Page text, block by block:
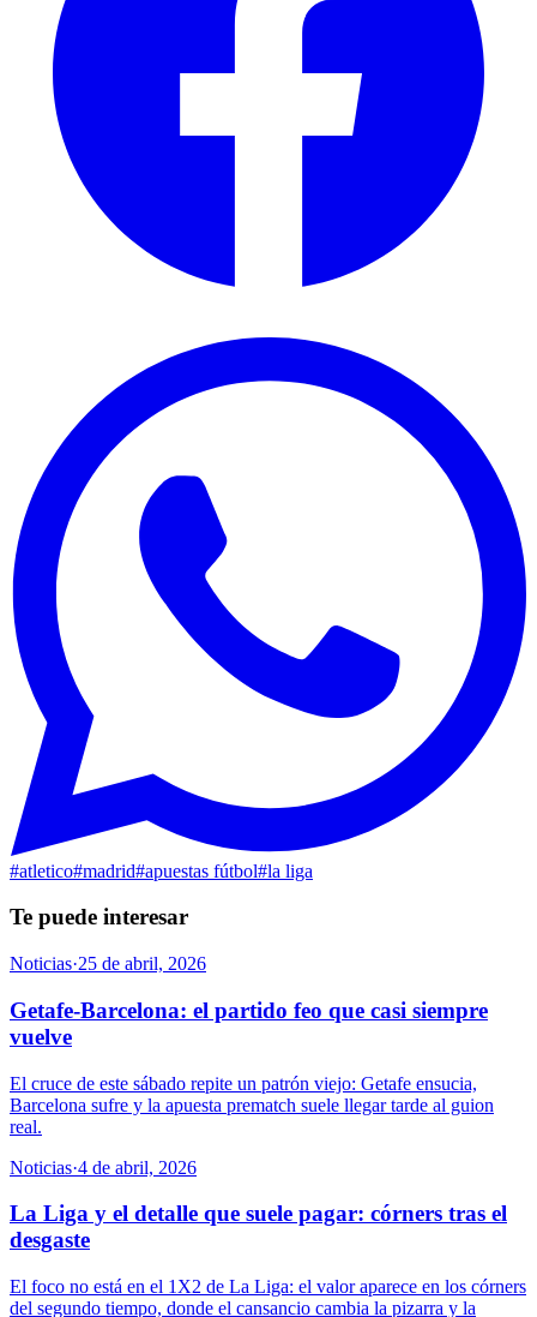
#atletico#madrid#apuestas fútbol#la liga
Te puede interesar
Noticias·25 de abril, 2026
Getafe-Barcelona: el partido feo que casi siempre
vuelve
El cruce de este sábado repite un patrón viejo: Getafe ensucia,
Barcelona sufre y la apuesta prematch suele llegar tarde al guion
real.
Noticias·4 de abril, 2026
La Liga y el detalle que suele pagar: córners tras el
desgaste
El foco no está en el 1X2 de La Liga: el valor aparece en los córners
del segundo tiempo, donde el cansancio cambia la pizarra y la